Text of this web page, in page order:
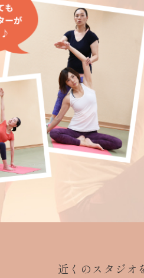
近くのスタジオ